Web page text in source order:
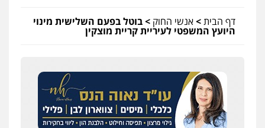
דף הבית>אנשי החוק >בוטל בפעם השלישית מינוי
היועץ המשפטי לעיריית קריית מוצקין